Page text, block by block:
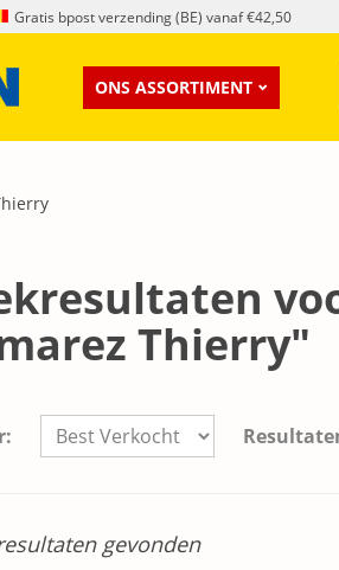
Gratis bpost verzending (BE) vanaf €42,50
ONS ASSORTIMENT
Thierry"
gevonden